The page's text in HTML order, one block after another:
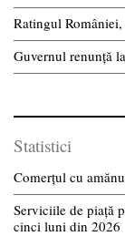
Ratingul
Guvernul renunță
Statistici
Comerțul cu
Serviciile de piață
cinci luni din 2026